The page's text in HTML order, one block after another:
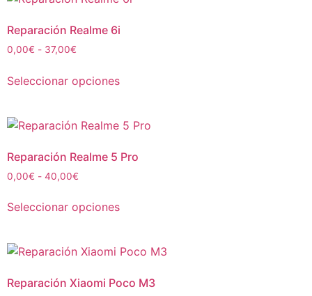
Reparación Realme 6i
0,00€ - 37,00€
Seleccionar opciones
Reparación Realme 5 Pro
0,00€ - 40,00€
Seleccionar opciones
Reparación Xiaomi Poco M3